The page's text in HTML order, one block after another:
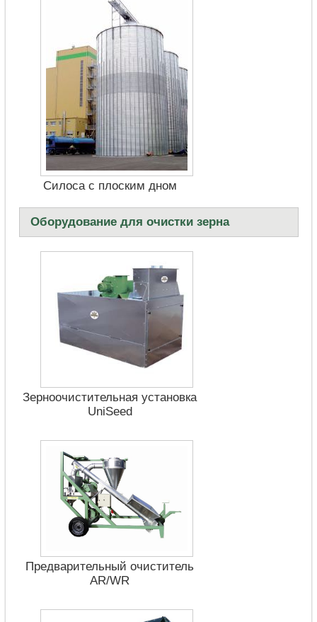
Силоса с плоским дном
Оборудование для очистки зерна
Зерноочистительная установка
UniSeed
Предварительный очиститель
AR/WR